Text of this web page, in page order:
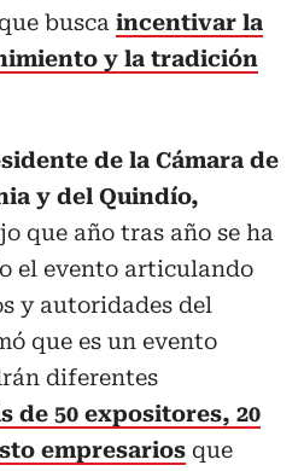
busca incentivar la
y la tradición
de la Cámara de
y del Quindío,
que año tras año se ha
el evento articulando
y autoridades del
que es un evento
diferentes
de 50 expositores, 20
empresarios que